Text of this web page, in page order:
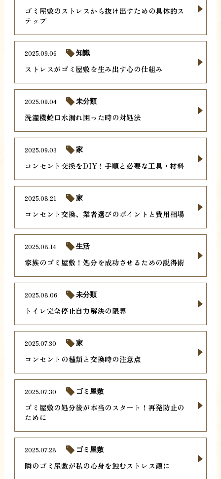
ゴミ屋敷のストレスから抜け出すための具体的ス
テップ
ストレスがゴミ屋敷を生み出す心の仕組み
2025.09.06 知識
洗濯機蛇口水漏れ困った時の対処法
2025.09.04 未分類
コンセント交換をDIY！手順と必要な工具・材料
2025.09.03 家
コンセント交換、業者選びのポイントと費用相場
2025.08.21 家
家族のゴミ屋敷！処分を成功させるための説得術
2025.08.14 生活
トイレ完全停止自力解決の限界
2025.08.06 未分類
コンセントの種類と交換時の注意点
2025.07.30 家
ゴミ屋敷の処分後が本当のスタート！再発防止の
ために
2025.07.30 ゴミ屋敷
隣のゴミ屋敷が私の心身を蝕むストレス源に
2025.07.28 ゴミ屋敷